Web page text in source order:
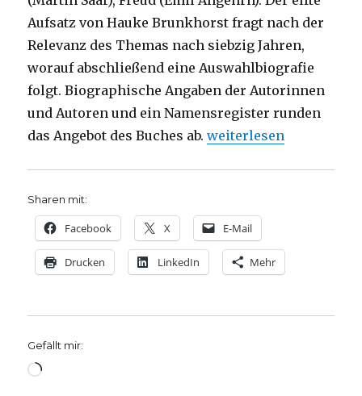
Aufsatz von Hauke Brunkhorst fragt nach der
Relevanz des Themas nach siebzig Jahren,
worauf abschließend eine Auswahlbiografie
folgt. Biographische Angaben der Autorinnen
und Autoren und ein Namensregister runden
das Angebot des Buches ab.„Durch Fortschritt zur
weiterlesen
Sharen mit:
Facebook X E-Mail
Drucken LinkedIn Mehr
Gefällt mir:
Wird